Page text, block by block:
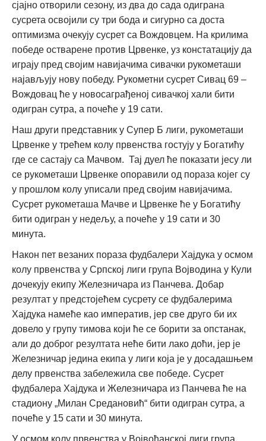
сјајно отворили сезону, из два до сада одиграна
сусрета освојили су три бода и сигурно са доста
оптимизма очекују сусрет са Вождовцем. На крилима
победе остварене против Црвенке, уз констатацију да
играју пред својим навијачима сивачки рукометаши
најављују нову победу. Рукометни сусрет Сивац 69 –
Вождовац ће у новосаграђеној сивачкој хали бити
одигран сутра, а почеће у 19 сати.
Наш други представник у Супер Б лиги, рукометаши
Црвенке у трећем колу првенства гостују у Богатићу
где се састају са Мачвом. Тај дуел ће показати јесу ли
се рукометаши Црвенке опоравили од пораза којег су
у прошлом колу уписали пред својим навијачима.
Сусрет рукометаша Мачве и Црвенке ће у Богатићу
бити одигран у недељу, а почеће у 19 сати и 30
минута.
Након пет везаних пораза фудбалери Хајдука у осмом
колу првенства у Српској лиги група Војводина у Кули
дочекују екипу Железничара из Панчева. Добар
резултат у предстојећем сусрету се фудбалерима
Хајдука намеће као императив, јер све друго би их
довело у групу тимова који ће се борити за опстанак,
али до доброг резултата неће бити лако доћи, јер је
Железничар једина екипа у лиги која је у досадашњем
делу првенства забележила све победе. Сусрет
фудбалера Хајдука и Железничара из Панчева ће на
стадиону „Милан Средановић“ бити одигран сутра, а
почеће у 15 сати и 30 минута.
У осмом колу првенства у Војвођанској лиги група